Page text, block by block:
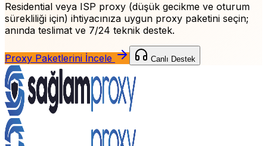
Residential veya ISP proxy (düşük gecikme ve oturum
sürekliliği için) ihtiyacınıza uygun proxy paketini seçin;
anında teslimat ve 7/24 teknik destek.
Proxy Paketlerini İncele Canlı Destek